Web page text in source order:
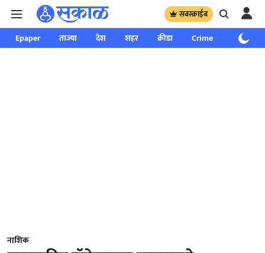
सबस्क्राईब
Epaper ताज्या देश शहर क्रीडा Crime साप्ताहिक
नाशिक